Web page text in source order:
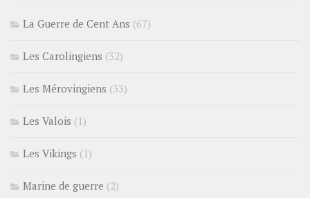
La Guerre de Cent Ans (67)
Les Carolingiens (32)
Les Mérovingiens (33)
Les Valois (1)
Les Vikings (1)
Marine de guerre (2)